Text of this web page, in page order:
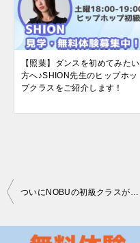
【照葉】ダンスを初めてみたい
方へ♪SHION先生のヒップホッ
プクラスをご紹介します！
投
ついにNOBUの初級クラスが新規開講！福岡でダンスを始めたい方にとてもオススメです！